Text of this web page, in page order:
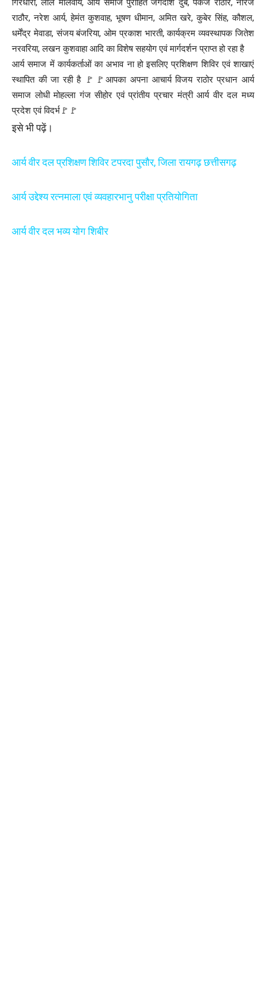
गिरधारी, लाल मालवीय, आर्य समाज पुरोहित जगदीश दुबे, पंकज राठौर, नीरज
राठौर, नरेश आर्य, हेमंत कुशवाह, भूषण धीमान, अमित खरे, कुबेर सिंह, कौशल,
धर्मेंद्र मेवाडा, संजय बंजरिया, ओम प्रकाश भारती, कार्यक्रम व्यवस्थापक जितेश
नरवरिया, लखन कुशवाहा आदि का विशेष सहयोग एवं मार्गदर्शन प्राप्त हो रहा है
आर्य समाज में कार्यकर्ताओं का अभाव ना हो इसलिए प्रशिक्षण शिविर एवं शाखाएं
स्थापित की जा रही है 🚩🚩आपका अपना आचार्य विजय राठोर प्रधान आर्य
समाज लोधी मोहल्ला गंज सीहोर एवं प्रांतीय प्रचार मंत्री आर्य वीर दल मध्य
प्रदेश एवं विदर्भ🚩🚩
इसे भी पढ़ें।
आर्य वीर दल प्रशिक्षण शिविर टपरदा पुसौर, जिला रायगढ़ छत्तीसगढ़
आर्य उद्देश्य रत्नमाला एवं व्यवहारभानु परीक्षा प्रतियोगिता
आर्य वीर दल भव्य योग शिबीर